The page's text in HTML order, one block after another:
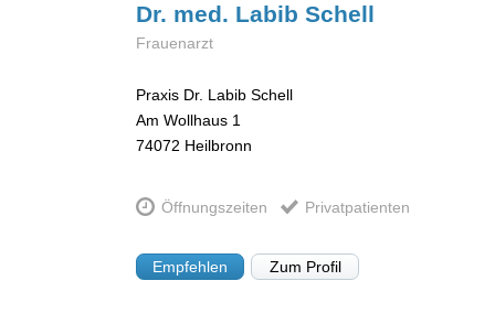
Dr. med. LabibSchell
Frauenarzt
Praxis Dr. Labib Schell
Am Wollhaus 1
74072 Heilbronn
Öffnungszeiten Privatpatienten
Empfehlen Zum Profil